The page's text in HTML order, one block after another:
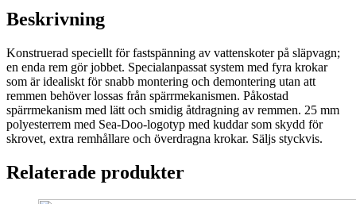
Beskrivning
Konstruerad speciellt för fastspänning av vattenskoter på släpvagn;
en enda rem gör jobbet. Specialanpassat system med fyra krokar
som är idealiskt för snabb montering och demontering utan att
remmen behöver lossas från spärrmekanismen. Påkostad
spärrmekanism med lätt och smidig åtdragning av remmen. 25 mm
polyesterrem med Sea-Doo-logotyp med kuddar som skydd för
skrovet, extra remhållare och överdragna krokar. Säljs styckvis.
Relaterade produkter